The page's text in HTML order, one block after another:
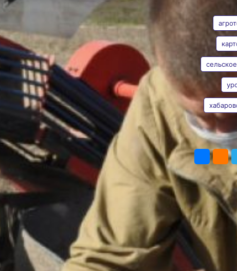
сбор картофеля в регионе
примерно на триста тонн
служба министерства
хозяйства и продовольствия
края
аграрии Хабаровского края
собрать рекордные 82 тысячи
Как сообщает пресс-
правительства,
производства этой культуры
благодаря комплексной
фермеров, внедрению
технологий и активному
Анна Лесив